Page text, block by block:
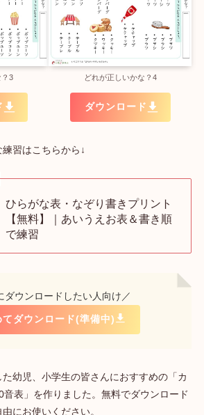
？3 どれが正しいかな？4
ダウンロード
習はこちらから↓
ひらがな表・なぞり書きプリント
【無料】｜あいうえお表＆書き順
で練習
ダウンロードしたい人向け／
てダウンロード(準備中)
幼児、小学生の皆さんにおすすめの「カ
音表」を作りました。無料でダウンロード
にお使いください。